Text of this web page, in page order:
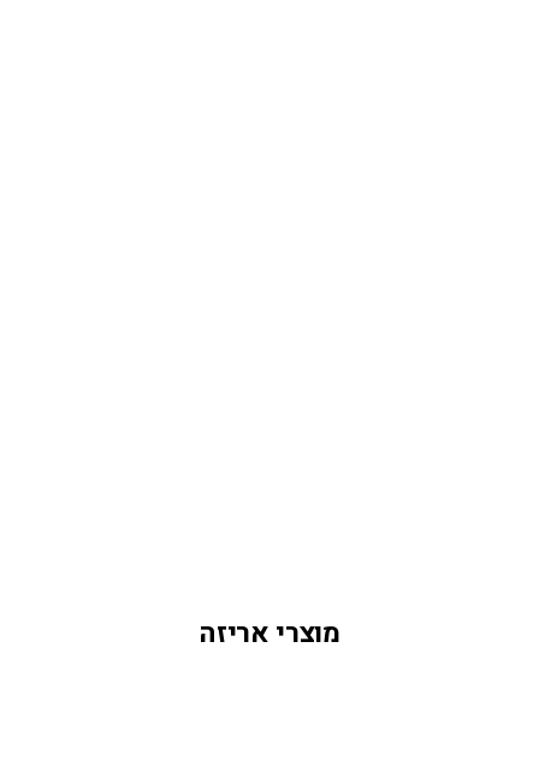
מוצרי אריזה